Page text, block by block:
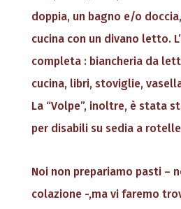
doppia, un bagno e/o
cucina con un divano letto.
completa : biancheria da
cucina, libri, stoviglie,
La “Volpe”, inoltre, è stata
per disabili su sedia a
Noi non prepariamo pasti –
colazione -,ma vi faremo